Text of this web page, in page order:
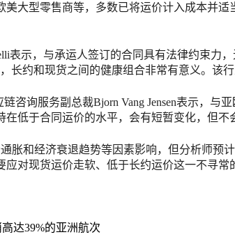
美大型零售商等，多数已将运价计入成本并
示，与承运人签订的合同具有法律约束力
长约和现货之间的健康组合非常有意义。该
咨询服务副总裁Bjorn Vang Jensen表示，与
低于合同运价的水平，会有短暂变化，但不
和经济衰退趋势等因素影响，但分析师预
对现货运价走软、低于长约运价这一不寻常
达39%的亚洲航次